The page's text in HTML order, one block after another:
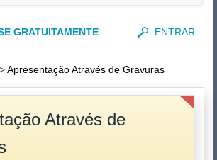
GRATUITAMENTE ENTRAR
>Apresentação Através de Gravuras
Através de